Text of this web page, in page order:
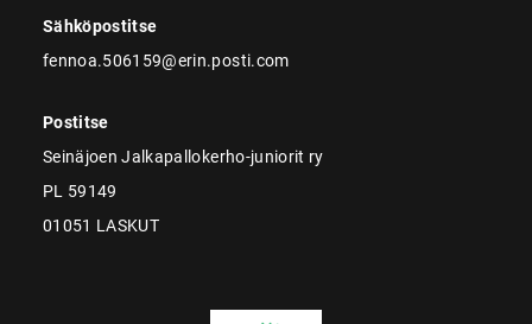
Sähköpostitse
fennoa.506159@erin.posti.com
Postitse
Seinäjoen Jalkapallokerho-juniorit ry
PL 59149
01051 LASKUT